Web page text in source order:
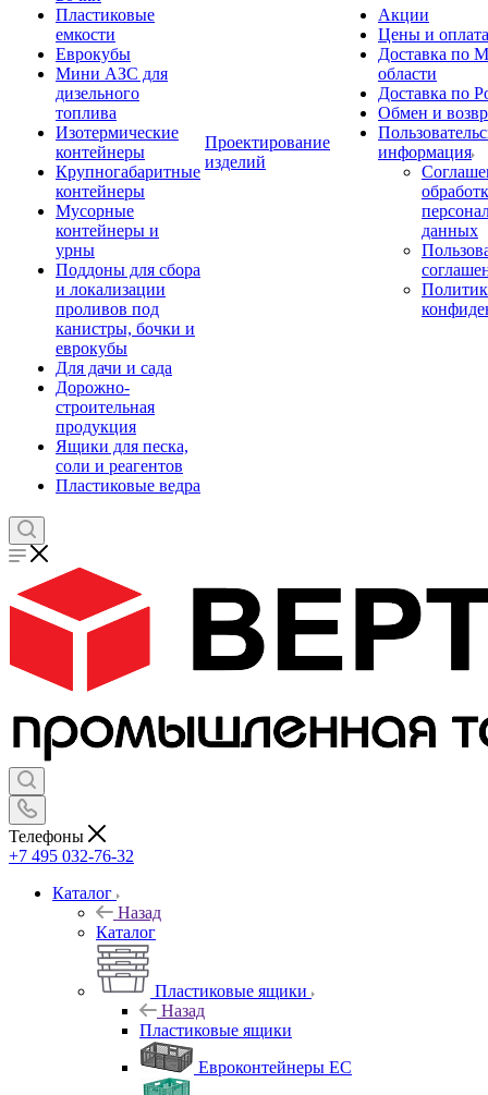
Пластиковые
емкости
Еврокубы
Мини АЗС для
дизельного
топлива
Изотермические
контейнеры
Крупногабаритные
контейнеры
Мусорные
контейнеры и
урны
Поддоны для сбора
и локализации
проливов под
канистры, бочки и
еврокубы
Для дачи и сада
Дорожно-
строительная
продукция
Ящики для песка,
соли и реагентов
Пластиковые ведра
Проектирование
изделий
Акции
Цены и оплата
Доставка по
области
Доставка по
Обмен и
информация
данных
Телефоны
+7 495 032-76-32
Каталог
Назад
Каталог
Пластиковые ящики
Назад
Пластиковые ящики
Евроконтейнеры ЕС